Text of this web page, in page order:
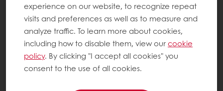
experience on our website, to recognize repeat
visits and preferences as well as to measure and
analyze traffic. To learn more about cookies,
including how to disable them, view ourcookie
policy. By clicking "I accept all cookies" you
consent to the use of all cookies.